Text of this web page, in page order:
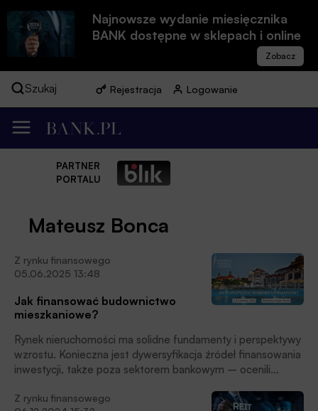
Najnowsze wydanie miesięcznika
BANK dostępne w sklepach i online
Szukaj Rejestracja Logowanie
PARTNER
PORTALU
Mateusz Bonca
Z rynku finansowego
05.06.2025 13:48
Jak finansować budownictwo
mieszkaniowe?
Rynek nieruchomości ma solidne fundamenty i perspektywy
wzrostu. Konieczna jest dywersyfikacja źródeł finansowania
inwestycji, także poza sektorem bankowym – ocenili
Kongresu Finansowego w Sopocie.
Z rynku finansowego